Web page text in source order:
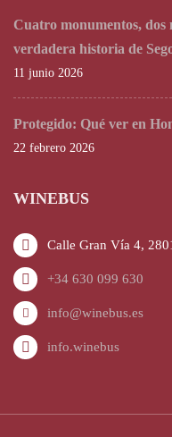
Cuatro monumentos,
verdadera historia de
11 junio 2026
Protegido: Qué ver en
22 febrero 2026
WINEBUS
Calle Gran Vía 4,
+34 630 099 630
info@winebus.es
info.winebus